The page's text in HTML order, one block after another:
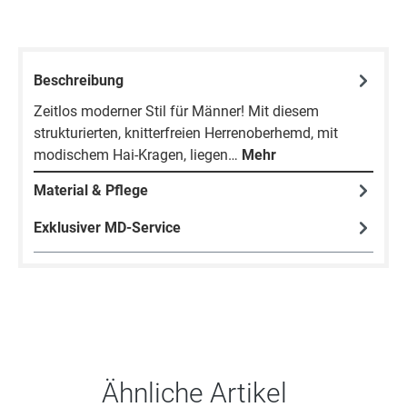
Beschreibung
Zeitlos moderner Stil für Männer! Mit diesem
strukturierten, knitterfreien Herrenoberhemd, mit
modischem Hai-Kragen, liegen… Mehr
Material & Pflege
Exklusiver MD-Service
Ähnliche Artikel